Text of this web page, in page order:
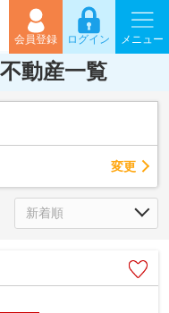
会員登録 ログイン メニュー
動産一覧
変更